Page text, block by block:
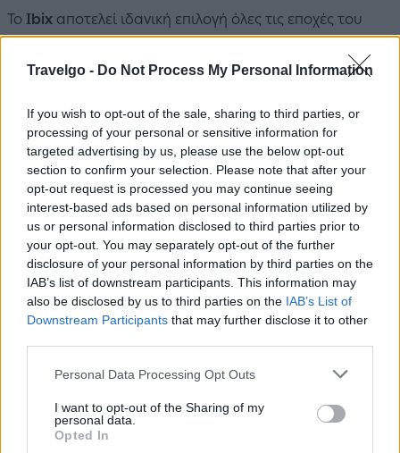
Travelgo - Do Not Process My Personal Information
If you wish to opt-out of the sale, sharing to third parties, or
processing of your personal or sensitive information for
targeted advertising by us, please use the below opt-out
section to confirm your selection. Please note that after your
opt-out request is processed you may continue seeing
interest-based ads based on personal information utilized by
us or personal information disclosed to third parties prior to
your opt-out. You may separately opt-out of the further
disclosure of your personal information by third parties on the
IAB’s list of downstream participants. This information may
also be disclosed by us to third parties on the IAB’s List of
Downstream Participants that may further disclose it to other
Please note that this website/app uses one or more Google
not limited to your visit or usage behaviour. You may click to
grant or deny consent to Google and its third-party tags to
use your data for below specified purposes in below Google
Personal Data Processing Opt Outs
I want to opt-out of the Sharing of my
personal data.
Opted In
Το Ibix αποτελεί ιδανική επιλογή όλες τις εποχές του
και ξεγνοιασιά δίπλα στη φύση, καθώς βρίσκεται σε ένα
Στις Αιγές θα δείτε τον επιβλητικό βράχο της Ευρωστίνης
που ορθώνεται πάνω από το χωριό, ενώ αξιοθέατα
αποτελούν η εκκλησία της Αγίας Τριάδας και τα
ξωκλήσια της.
Οι επισκέπτες μπορούν να κάνουν πεζοπορία στη γύρω
περιοχή και εκδρομές σε κοντινά χωριά.
Σε απόσταση 10 χλμ. βρίσκονται τα παραθαλάσσια
χαλάρωση και βουτιές.